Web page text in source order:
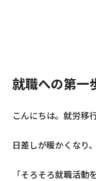
就職への第一
こんにちは。就労移
日差しが暖かくなり
「そろそろ就職活動